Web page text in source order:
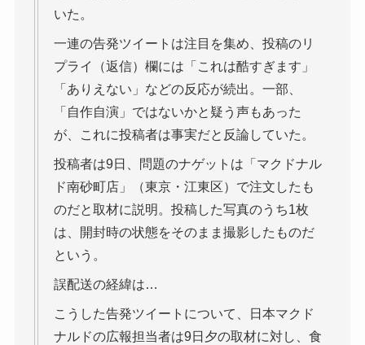
いた。
一連の告発ツイートは注目を集め、投稿のリ
プライ（返信）欄には「これは酷すぎます」
「ありえない」などの反応が続出。一部、
「自作自演」ではないかと疑う声もあった
が、これに投稿者は事実だと反論していた。
投稿者は9日、問題のナゲットは「マクドナル
ド南砂町店」（東京・江東区）で注文したも
のだと取材に説明。投稿した写真のうち1枚
は、開封時の状態をそのまま撮影したものだ
という。
誤配送の経緯は…
こうした告発ツイートについて、日本マクド
ナルドの広報担当者は9日夕の取材に対し、食